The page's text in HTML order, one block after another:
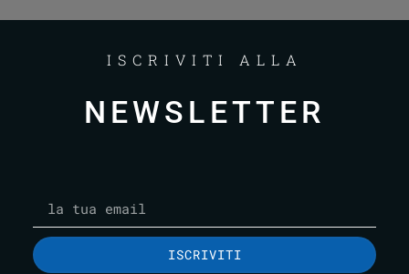
ISCRIVITI ALLA
NEWSLETTER
ISCRIVITI